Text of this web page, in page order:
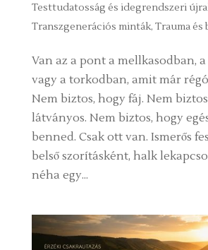
Testtudatosság és idegrendszeri
Transzgenerációs minták, Trauma és
Van az a pont a mellkasodban,
vagy a torkodban, amit már
Nem biztos, hogy fáj. Nem
látványos. Nem biztos, hogy
benned. Csak ott van. Ismerős
belső szorításként, halk
néha egy...